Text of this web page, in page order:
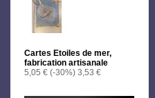
Cartes Etoiles de mer,
fabrication artisanale
5,05 € (-30%) 3,53 €